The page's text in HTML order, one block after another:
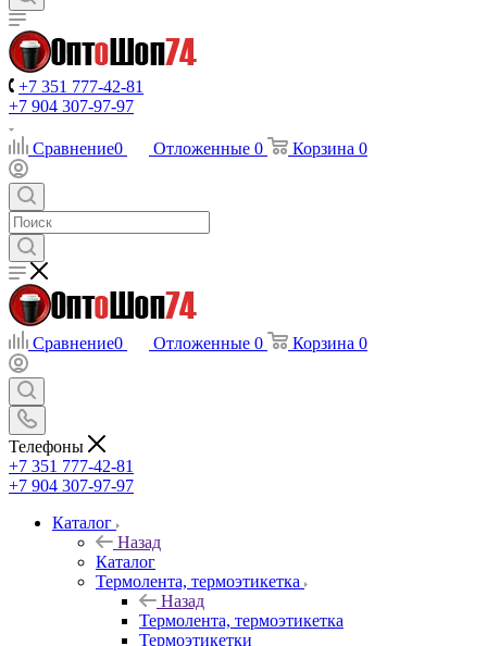
+7 351 777-42-81
+7 904 307-97-97
Сравнение0 Отложенные 0 Корзина 0
Сравнение0 Отложенные 0 Корзина 0
Телефоны
+7 351 777-42-81
+7 904 307-97-97
Каталог
Назад
Каталог
Термолента, термоэтикетка
Назад
Термолента, термоэтикетка
Термоэтикетки